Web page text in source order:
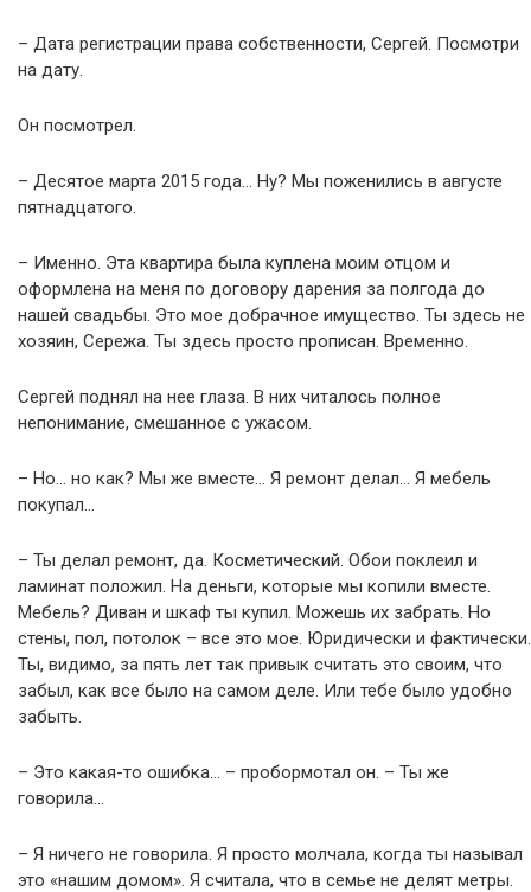
– Дата регистрации права собственности, Сергей. Посмотри
на дату.
Он посмотрел.
– Десятое марта 2015 года… Ну? Мы поженились в августе
пятнадцатого.
– Именно. Эта квартира была куплена моим отцом и
оформлена на меня по договору дарения за полгода до
нашей свадьбы. Это мое добрачное имущество. Ты здесь не
хозяин, Сережа. Ты здесь просто прописан. Временно.
Сергей поднял на нее глаза. В них читалось полное
непонимание, смешанное с ужасом.
– Но… но как? Мы же вместе… Я ремонт делал… Я мебель
покупал…
– Ты делал ремонт, да. Косметический. Обои поклеил и
ламинат положил. На деньги, которые мы копили вместе.
Мебель? Диван и шкаф ты купил. Можешь их забрать. Но
стены, пол, потолок – все это мое. Юридически и фактически.
Ты, видимо, за пять лет так привык считать это своим, что
забыл, как все было на самом деле. Или тебе было удобно
забыть.
– Это какая-то ошибка… – пробормотал он. – Ты же
говорила…
– Я ничего не говорила. Я просто молчала, когда ты называл
это «нашим домом». Я считала, что в семье не делят метры.